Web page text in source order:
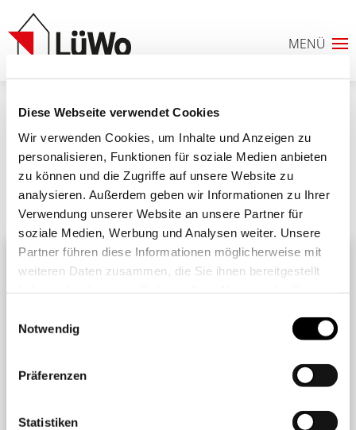
Diese Webseite verwendet Cookies
Wir verwenden Cookies, um Inhalte und Anzeigen zu
personalisieren, Funktionen für soziale Medien anbieten
zu können und die Zugriffe auf unsere Website zu
analysieren. Außerdem geben wir Informationen zu Ihrer
Verwendung unserer Website an unsere Partner für
soziale Medien, Werbung und Analysen weiter. Unsere
Partner führen diese Informationen möglicherweise mit
weiteren Daten zusammen, die Sie ihnen bereitgestellt
Cookies, wenn Sie unsere Webseite weiterhin nutzen.
Notwendig
Präferenzen
Statistiken
IMG_7763 (Groß)
Ähnliche Beiträge Alle Beiträge
Harmonisches Wohnen untereinander
ANFRAGELISTE